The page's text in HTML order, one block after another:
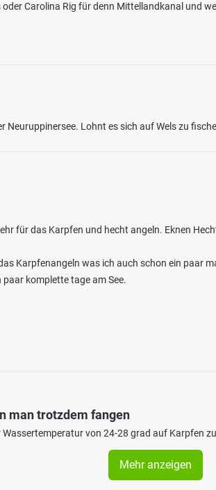
Carolina Rig für denn Mittellandkanal und
Neuruppinersee. Lohnt es sich auf Wels zu
für das Karpfen und hecht angeln. Eknen
Karpfenangeln was ich auch schon ein paar
komplette tage am See.
man trotzdem fangen
von 24-28 grad auf Karpfen
Mehr anzeigen